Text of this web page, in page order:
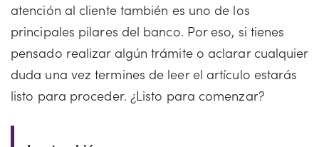
atención al cliente también es uno de los
principales pilares del banco. Por eso, si tienes
pensado realizar algún trámite o aclarar cualquier
duda una vez termines de leer el artículo estarás
listo para proceder. ¿Listo para comenzar?